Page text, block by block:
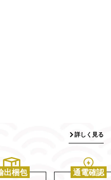
詳しく見る
出梱包 通電確認